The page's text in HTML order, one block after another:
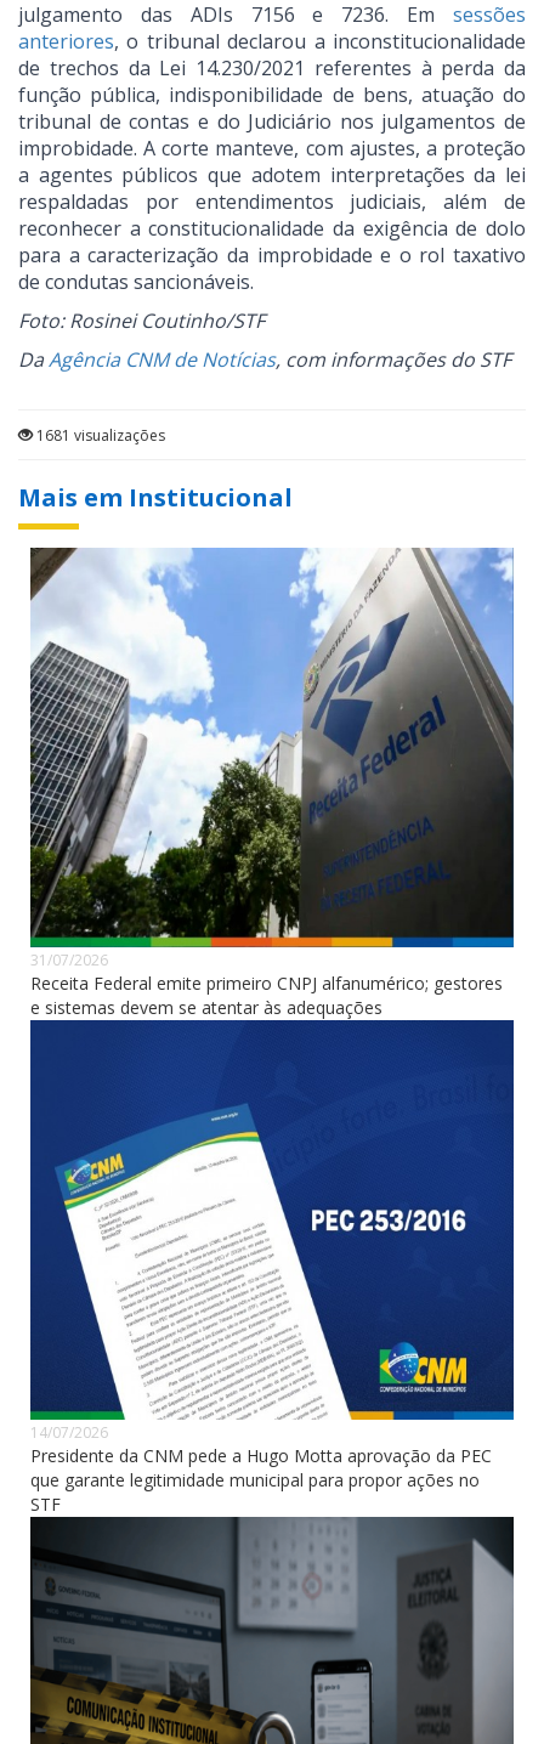
julgamento das ADIs 7156 e 7236. Em sessões
anteriores, o tribunal declarou a inconstitucionalidade
de trechos da Lei 14.230/2021 referentes à perda da
função pública, indisponibilidade de bens, atuação do
tribunal de contas e do Judiciário nos julgamentos de
improbidade. A corte manteve, com ajustes, a proteção
a agentes públicos que adotem interpretações da lei
respaldadas por entendimentos judiciais, além de
reconhecer a constitucionalidade da exigência de dolo
para a caracterização da improbidade e o rol taxativo
de condutas sancionáveis.
Foto: Rosinei Coutinho/STF
DaAgência CNM de Notícias, com informações do STF
1681 visualizações
Mais em Institucional
31/07/2026
Receita Federal emite primeiro CNPJ alfanumérico; gestores
e sistemas devem se atentar às adequações
14/07/2026
Presidente da CNM pede a Hugo Motta aprovação da PEC
que garante legitimidade municipal para propor ações no
STF